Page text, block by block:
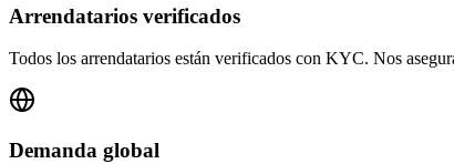
Arrendatarios verificados
Todos los arrendatarios están verificados con KYC. Nos
Demanda global